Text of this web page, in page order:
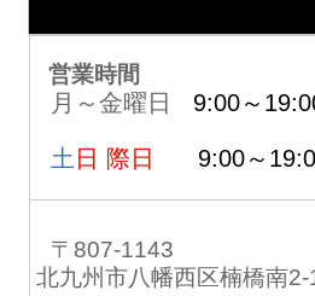
営業時間
月～金曜日 9:00～
土 日 際日 9:00～
〒807-1143
北九州市八幡西区楠橋南2-